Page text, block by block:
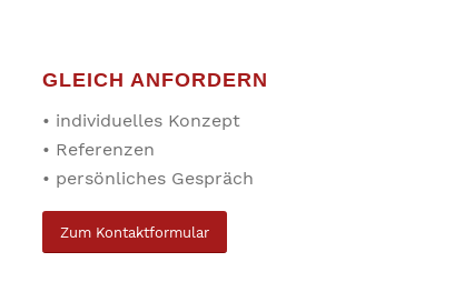
GLEICH ANFORDERN
• individuelles Konzept
• Referenzen
• persönliches Gespräch
Zum Kontaktformular